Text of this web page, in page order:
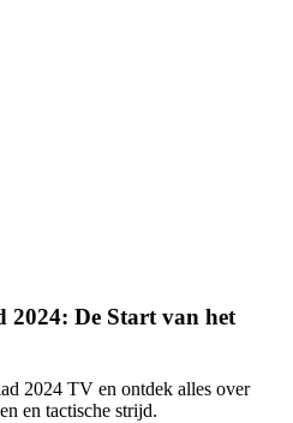
2024: De Start van het
2024 TV en ontdek alles over
en tactische strijd.